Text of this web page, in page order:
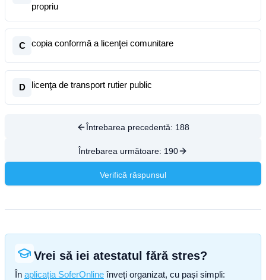
propriu
C copia conformă a licenţei comunitare
D licenţa de transport rutier public
Întrebarea precedentă: 188
Întrebarea următoare: 190
Verifică răspunsul
Vrei să iei atestatul fără stres?
În aplicația SoferOnline înveți organizat, cu pași simpli: